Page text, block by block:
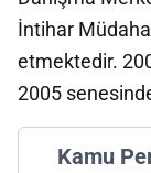
İntihar
etmektedir.
2005
Kamu